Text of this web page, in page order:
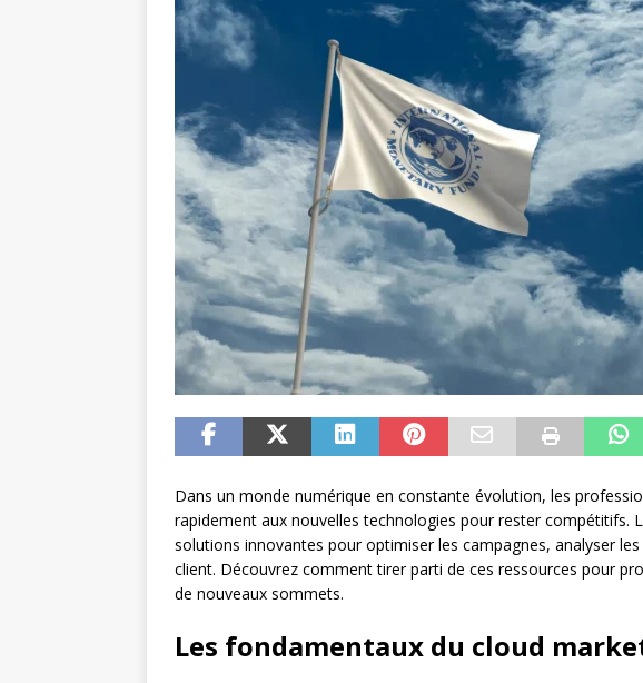
Dans un monde numérique en constante évolution, les
rapidement aux nouvelles technologies pour rester compétitifs.
solutions innovantes pour optimiser les campagnes, analyser
client. Découvrez comment tirer parti de ces ressources pour
de nouveaux sommets.
Les fondamentaux du cloud